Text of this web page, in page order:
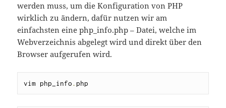
werden muss, um die Konfiguration von PHP
wirklich zu ändern, dafür nutzen wir am
einfachsten eine php_info.php – Datei, welche im
Webverzeichnis abgelegt wird und direkt über den
Browser aufgerufen wird.
vim php_info.php